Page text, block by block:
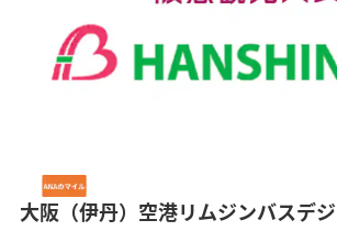
大阪（伊丹）空港リムジンバスデ